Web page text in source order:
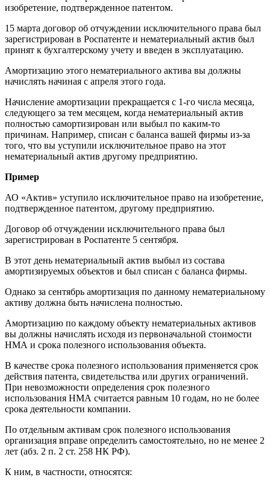
изобретение, подтвержденное патентом.
15 марта договор об отчуждении исключительного права был
зарегистрирован в Роспатенте и нематериальный актив был
принят к бухгалтерскому учету и введен в эксплуатацию.
Амортизацию этого нематериального актива вы должны
начислять начиная с апреля этого года.
Начисление амортизации прекращается с 1-го числа месяца,
следующего за тем месяцем, когда нематериальный актив
полностью самортизирован или выбыл по каким-то
причинам. Например, списан с баланса вашей фирмы из-за
того, что вы уступили исключительное право на этот
нематериальный актив другому предприятию.
Пример
АО «Актив» уступило исключительное право на изобретение,
подтвержденное патентом, другому предприятию.
Договор об отчуждении исключительного права был
зарегистрирован в Роспатенте 5 сентября.
В этот день нематериальный актив выбыл из состава
амортизируемых объектов и был списан с баланса фирмы.
Однако за сентябрь амортизация по данному нематериальному
активу должна быть начислена полностью.
Амортизацию по каждому объекту нематериальных активов
вы должны начислять исходя из первоначальной стоимости
НМА и срока полезного использования объекта.
В качестве срока полезного использования применяется срок
действия патента, свидетельства или других ограничений.
При невозможности определения срок полезного
использования НМА считается равным 10 годам, но не более
срока деятельности компании.
По отдельным активам срок полезного использования
организация вправе определить самостоятельно, но не менее 2
лет (абз. 2 п. 2 ст. 258 НК РФ).
К ним, в частности, относятся: